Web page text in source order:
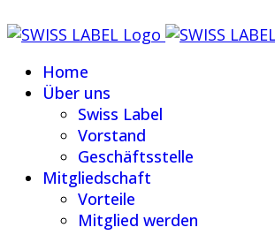
Home
Über uns
Swiss Label
Vorstand
Geschäftsstelle
Mitgliedschaft
Vorteile
Mitglied werden